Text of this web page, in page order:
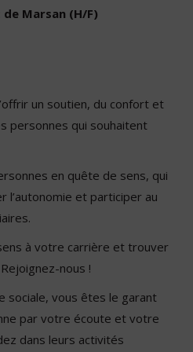
Marsan (H/F)
un soutien, du confort et
personnes qui souhaitent
en quête de sens, qui
l’autonomie et participer au
à votre carrière et trouver
nous !
sociale, vous êtes le garant
par votre écoute et votre
dans leurs activités